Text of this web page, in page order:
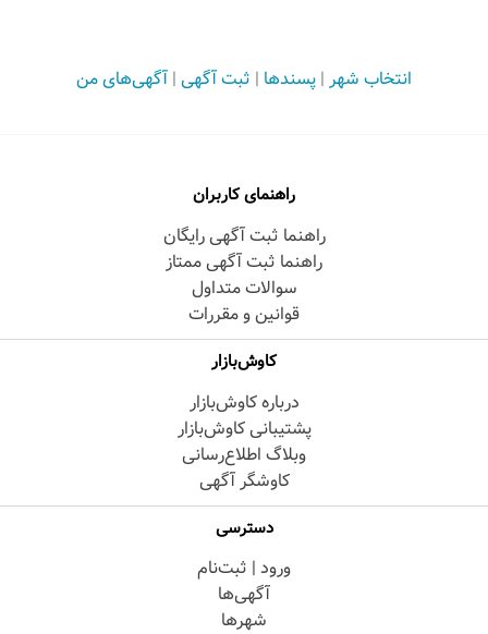
انتخاب شهر | پسندها | ثبت آگهی | آگهی‌های من
راهنمای کاربران
راهنما ثبت آگهی رایگان
راهنما ثبت آگهی ممتاز
سوالات متداول
قوانین و مقررات
کاوش‌بازار
درباره کاوش‌بازار
پشتیبانی کاوش‌بازار
وبلاگ اطلاع‌رسانی
کاوشگر آگهی
دسترسی
ورود | ثبت‌نام
آگهی‌ها
شهرها